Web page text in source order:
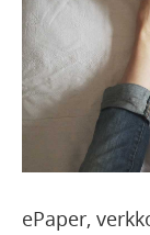
ePaper,